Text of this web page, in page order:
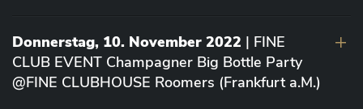
Donnerstag, 10. November 2022 | FINE
CLUB EVENT Champagner Big Bottle Party
@FINE CLUBHOUSE Roomers (Frankfurt a.M.)